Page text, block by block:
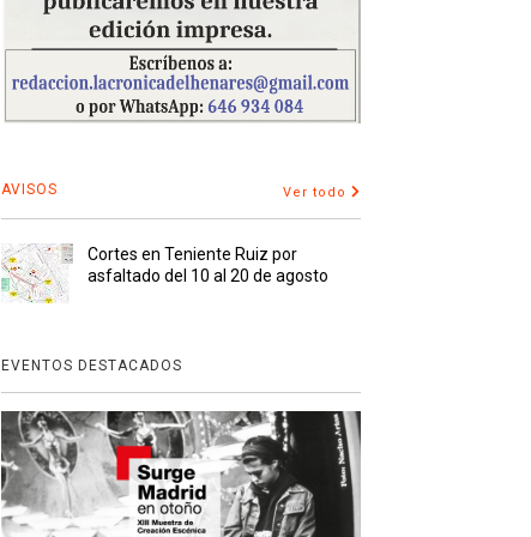
AVISOS Ver todo
Cortes en Teniente Ruiz por
asfaltado del 10 al 20 de agosto
EVENTOS DESTACADOS